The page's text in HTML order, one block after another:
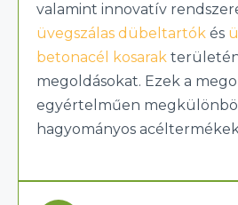
valamint innovatív
üvegszálas dübeltartók és
betonacél kosarak
megoldásokat. Ezek a
egyértelműen
hagyományos